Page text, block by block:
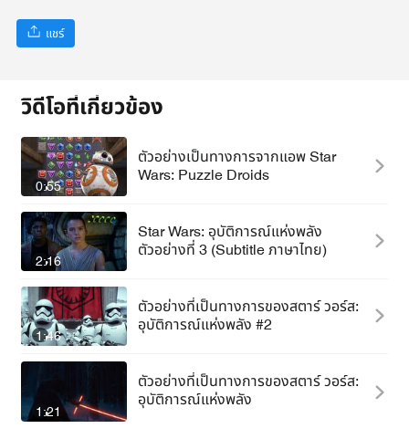
แชร์
วิดีโอที่เกี่ยวข้อง
0:55
ตัวอย่างเป็นทางการจากแอพ Star
Wars: Puzzle Droids
2:16
Star Wars: อุบัติการณ์แห่งพลัง
ตัวอย่างที่ 3 (Subtitle ภาษาไทย)
1:46
ตัวอย่างที่เป็นทางการของสตาร์ วอร์ส:
อุบัติการณ์แห่งพลัง #2
1:21
ตัวอย่างที่เป็นทางการของสตาร์ วอร์ส:
อุบัติการณ์แห่งพลัง